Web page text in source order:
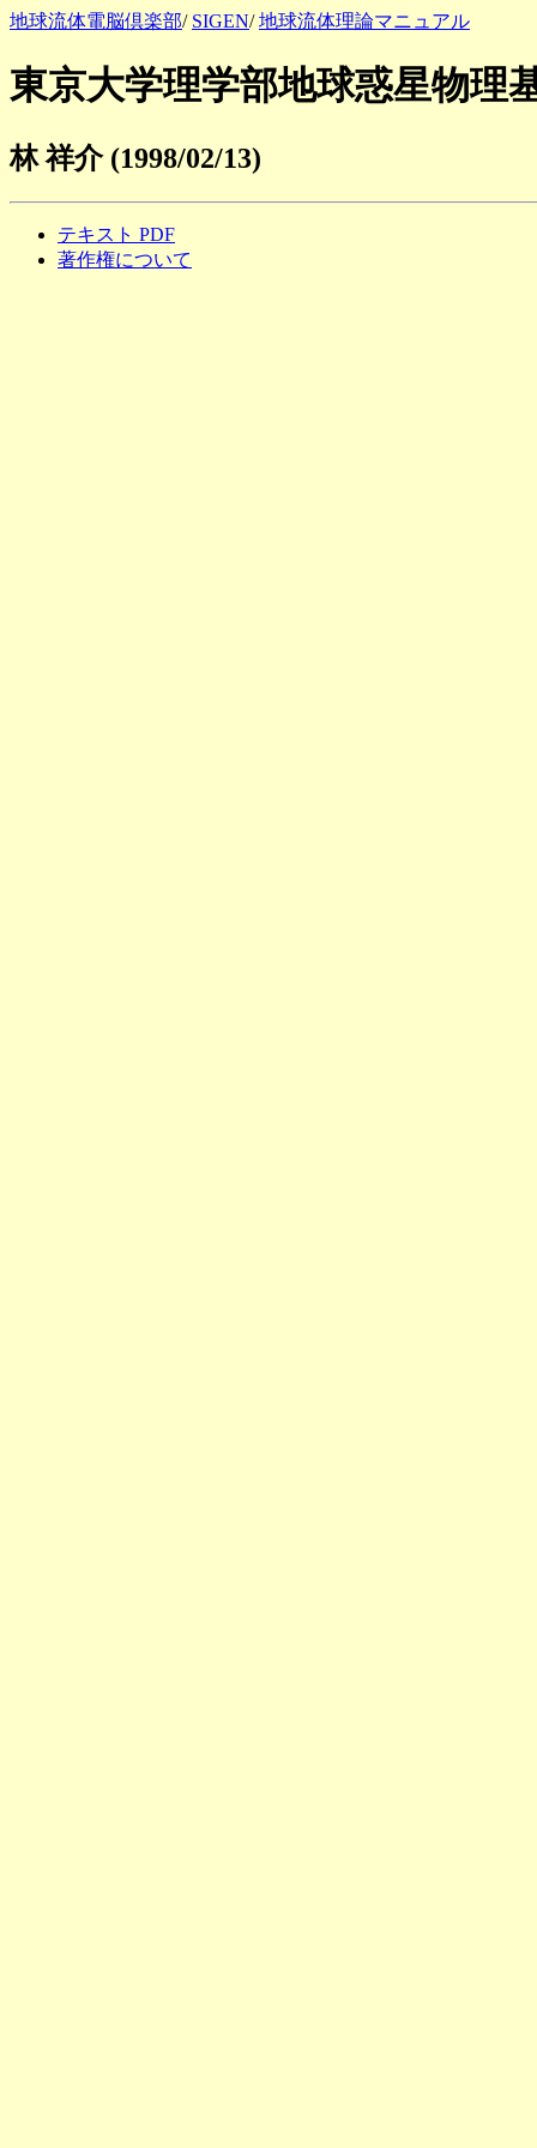
地球流体電脳倶楽部/ SIGEN/地球流体理論マニュアル
東京大学理学部地球惑星物理
林 祥介 (1998/02/13)
テキスト PDF
著作権について